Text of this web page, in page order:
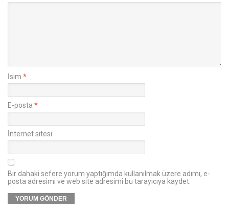
İsim *
E-posta *
İnternet sitesi
Bir dahaki sefere yorum yaptığımda kullanılmak üzere adımı, e-
posta adresimi ve web site adresimi bu tarayıcıya kaydet.